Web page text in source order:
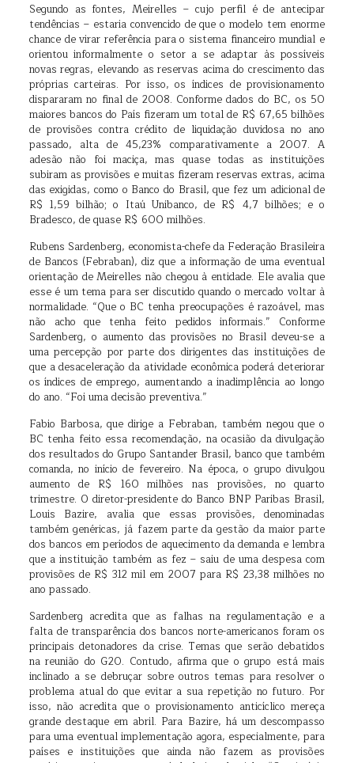
Segundo as fontes, Meirelles – cujo perfil é de antecipar
tendências – estaria convencido de que o modelo tem enorme
chance de virar referência para o sistema financeiro mundial e
orientou informalmente o setor a se adaptar às possíveis
novas regras, elevando as reservas acima do crescimento das
próprias carteiras. Por isso, os índices de provisionamento
dispararam no final de 2008. Conforme dados do BC, os 50
maiores bancos do País fizeram um total de R$ 67,65 bilhões
de provisões contra crédito de liquidação duvidosa no ano
passado, alta de 45,23% comparativamente a 2007. A
adesão não foi maciça, mas quase todas as instituições
subiram as provisões e muitas fizeram reservas extras, acima
das exigidas, como o Banco do Brasil, que fez um adicional de
R$ 1,59 bilhão; o Itaú Unibanco, de R$ 4,7 bilhões; e o
Bradesco, de quase R$ 600 milhões.
Rubens Sardenberg, economista-chefe da Federação Brasileira
de Bancos (Febraban), diz que a informação de uma eventual
orientação de Meirelles não chegou à entidade. Ele avalia que
esse é um tema para ser discutido quando o mercado voltar à
normalidade. “Que o BC tenha preocupações é razoável, mas
não acho que tenha feito pedidos informais.” Conforme
Sardenberg, o aumento das provisões no Brasil deveu-se a
uma percepção por parte dos dirigentes das instituições de
que a desaceleração da atividade econômica poderá deteriorar
os índices de emprego, aumentando a inadimplência ao longo
do ano. “Foi uma decisão preventiva.”
Fabio Barbosa, que dirige a Febraban, também negou que o
BC tenha feito essa recomendação, na ocasião da divulgação
dos resultados do Grupo Santander Brasil, banco que também
comanda, no início de fevereiro. Na época, o grupo divulgou
aumento de R$ 160 milhões nas provisões, no quarto
trimestre. O diretor-presidente do Banco BNP Paribas Brasil,
Louis Bazire, avalia que essas provisões, denominadas
também genéricas, já fazem parte da gestão da maior parte
dos bancos em períodos de aquecimento da demanda e lembra
que a instituição também as fez – saiu de uma despesa com
provisões de R$ 312 mil em 2007 para R$ 23,38 milhões no
ano passado.
Sardenberg acredita que as falhas na regulamentação e a
falta de transparência dos bancos norte-americanos foram os
principais detonadores da crise. Temas que serão debatidos
na reunião do G20. Contudo, afirma que o grupo está mais
inclinado a se debruçar sobre outros temas para resolver o
problema atual do que evitar a sua repetição no futuro. Por
isso, não acredita que o provisionamento anticíclico mereça
grande destaque em abril. Para Bazire, há um descompasso
para uma eventual implementação agora, especialmente, para
países e instituições que ainda não fazem as provisões